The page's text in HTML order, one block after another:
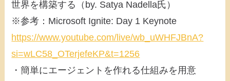
世界を構築する（by. Satya Nadella氏）
※参考：Microsoft Ignite: Day 1 Keynote
https://www.youtube.com/live/wb_uWHFJBnA?
si=wLC58_OTerjefeKP&t=1256
・簡単にエージェントを作れる仕組みを用意